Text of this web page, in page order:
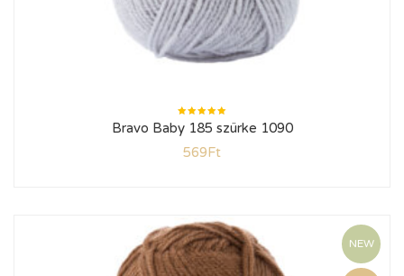
Értékelés:
5.00/ 5
Bravo Baby 185 szürke 1090
569Ft
NEW